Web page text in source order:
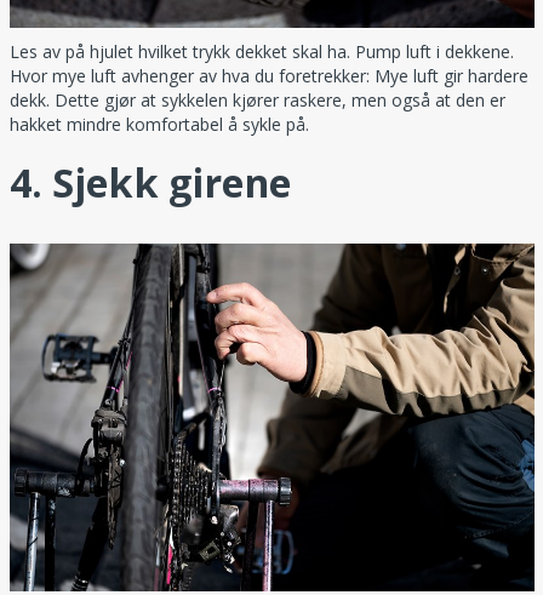
Les av på hjulet hvilket trykk dekket skal ha. Pump luft i dekkene.
Hvor mye luft avhenger av hva du foretrekker: Mye luft gir hardere
dekk. Dette gjør at sykkelen kjører raskere, men også at den er
hakket mindre komfortabel å sykle på.
4. Sjekk girene